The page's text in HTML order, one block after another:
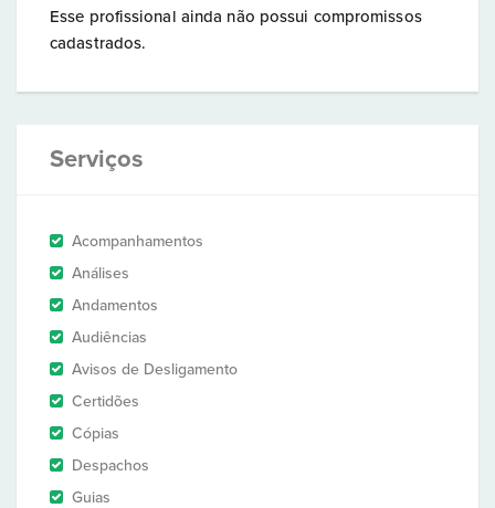
Esse profissional ainda não possui compromissos
cadastrados.
Serviços
Acompanhamentos
Análises
Andamentos
Audiências
Avisos de Desligamento
Certidões
Cópias
Despachos
Guias